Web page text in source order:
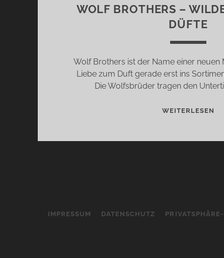
WOLF BROTHERS –
DÜFTE
Wolf Brothers ist der Name einer neuen
Liebe zum Duft gerade erst ins
Die Wolfsbrüder tragen den
WEITERLESEN
IMPRESSUM DATENSCHUTZ